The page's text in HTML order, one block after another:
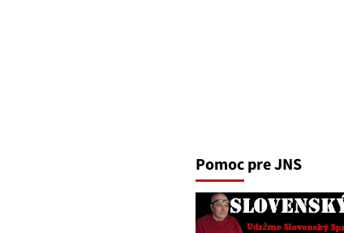
Pomoc pre JNS